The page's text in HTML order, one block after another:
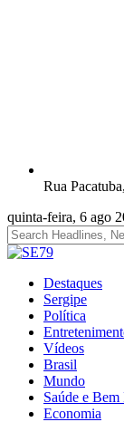
Rua
quinta-feira, 6 ago
Destaques
Sergipe
Política
Vídeos
Brasil
Mundo
Saúde e Bem
Economia